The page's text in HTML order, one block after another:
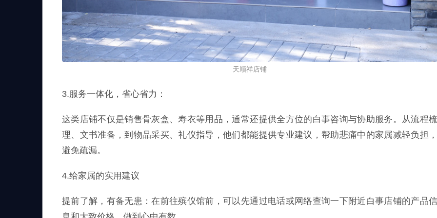
天顺祥店铺
3.服务一体化，省心省力：
这类店铺不仅是销售骨灰盒、寿衣等用品，通常还提供全方位的白事咨询与协助服务。从流程梳
理、文书准备，到物品采买、礼仪指导，他们都能提供专业建议，帮助悲痛中的家属减轻负担，
避免疏漏。
4.给家属的实用建议
提前了解，有备无患：在前往殡仪馆前，可以先通过电话或网络查询一下附近白事店铺的产品信